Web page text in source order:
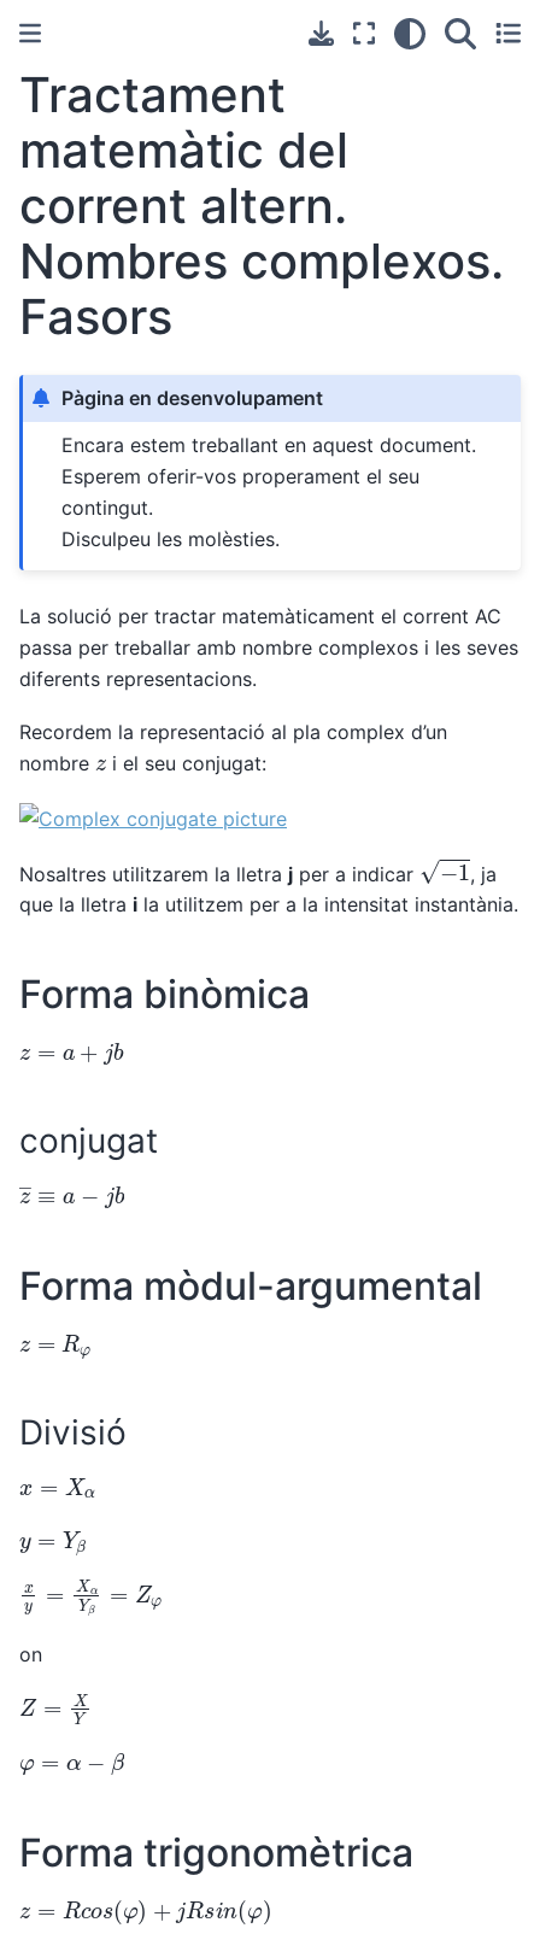
Tractament
matemàtic del
corrent altern.
Nombres complexos.
Fasors
Pàgina en desenvolupament
Encara estem treballant en aquest document.
Esperem oferir-vos properament el seu
contingut.
Disculpeu les molèsties.
La solució per tractar matemàticament el corrent AC
passa per treballar amb nombre complexos i les seves
diferents representacions.
Recordem la representació al pla complex d’un
nombre z i el seu conjugat:
Nosaltres utilitzarem la lletra j per a indicar
1
, ja
que la lletra i la utilitzem per a la intensitat instantània.
Forma binòmica
z + b
conjugat
z ― ≡a b
Forma mòdul-argumental
z φ
Divisió
x=
α
y
β
xy α Zφ
on
Z= Y
φ −
Forma trigonomètrica
z cos (φ)+ R sin(φ)